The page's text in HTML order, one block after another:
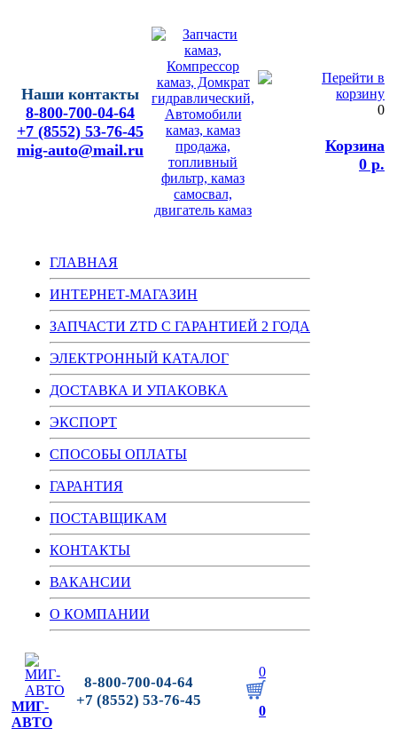
Наши контакты
8-800-700-04-64
+7 (8552) 53-76-45
mig-auto@mail.ru
0
Корзина
0 р.
ГЛАВНАЯ
ИНТЕРНЕТ-МАГАЗИН
ЗАПЧАСТИ ZTD С ГАРАНТИЕЙ 2 ГОДА
ЭЛЕКТРОННЫЙ КАТАЛОГ
ДОСТАВКА И УПАКОВКА
ЭКСПОРТ
СПОСОБЫ ОПЛАТЫ
ГАРАНТИЯ
ПОСТАВЩИКАМ
КОНТАКТЫ
ВАКАНСИИ
О КОМПАНИИ
МИГ-
АВТО
8-800-700-04-64
+7 (8552) 53-76-45
0
0